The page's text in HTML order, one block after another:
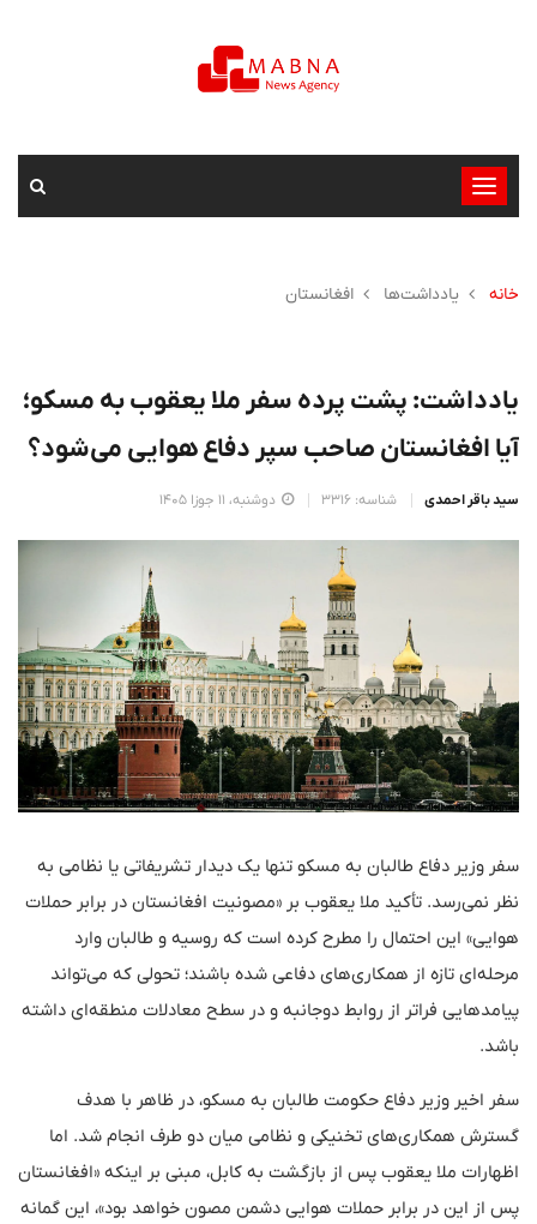
تغییر
وضعیت
خانه
یادداشت‌ها افغانستان
یادداشت: پشت پرده سفر ملا یعقوب به مسکو؛
آیا افغانستان صاحب سپر دفاع هوایی می‌شود؟
سید باقر احمدی شناسه: 3316 دوشنبه، 11 جوزا 1405
سفر وزیر دفاع طالبان به مسکو تنها یک دیدار تشریفاتی یا نظامی به
نظر نمی‌رسد. تأکید ملا یعقوب بر «مصونیت افغانستان در برابر حملات
هوایی» این احتمال را مطرح کرده است که روسیه و طالبان وارد
مرحله‌ای تازه از همکاری‌های دفاعی شده باشند؛ تحولی که می‌تواند
پیامدهایی فراتر از روابط دوجانبه و در سطح معادلات منطقه‌ای داشته
باشد.
سفر اخیر وزیر دفاع حکومت طالبان به مسکو، در ظاهر با هدف
گسترش همکاری‌های تخنیکی و نظامی میان دو طرف انجام شد. اما
اظهارات ملا یعقوب پس از بازگشت به کابل، مبنی بر اینکه «افغانستان
پس از این در برابر حملات هوایی دشمن مصون خواهد بود»، این گمانه